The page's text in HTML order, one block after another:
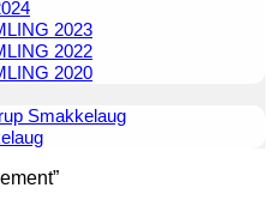
2023
2022
2020
Smakkelaug